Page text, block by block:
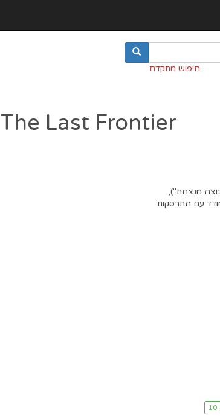
חיפוש מתקדם
The Last Frontier
מנצחת"),
עם התרסקות